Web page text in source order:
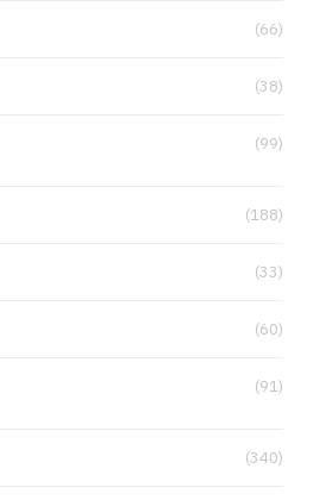
(66)
(38)
(99)
(188)
(33)
(60)
(91)
(340)